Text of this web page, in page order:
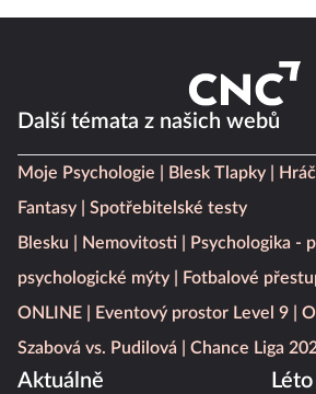
Další témata z našich webů
Moje Psychologie Blesk Tlapky
Fantasy
Spotřebitelské testy
Blesku
Nemovitosti
Psychologika -
psychologické mýty
Fotbalové
ONLINE
Eventový prostor Level 9
Szabová vs. Pudilová
Chance Liga
Aktuálně